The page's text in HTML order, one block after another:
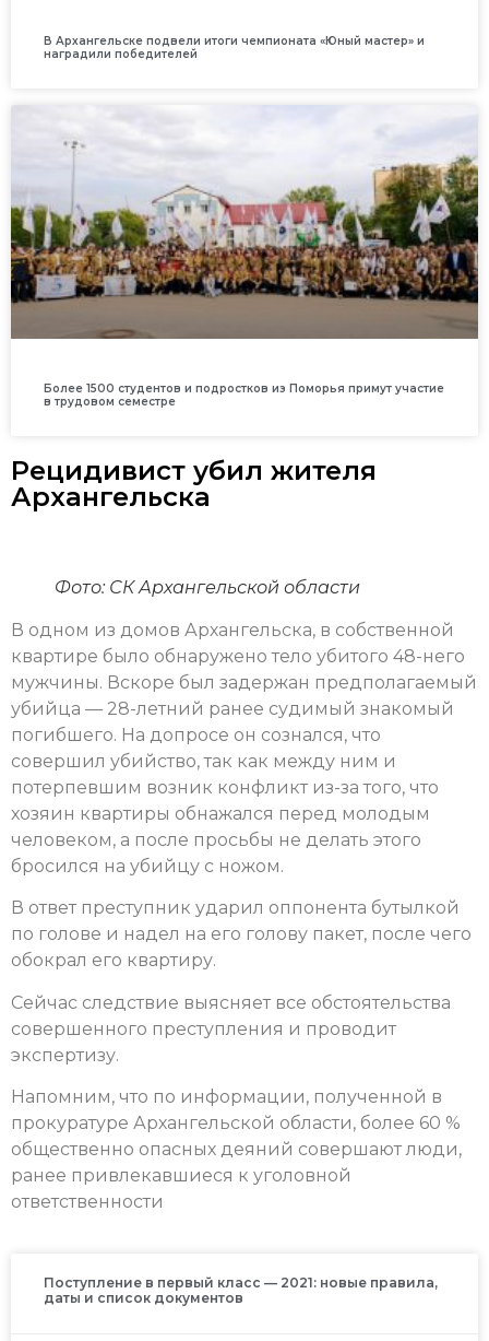
В Архангельске подвели итоги чемпионата «Юный мастер» и
наградили победителей
Более 1500 студентов и подростков из Поморья примут участие
в трудовом семестре
Рецидивист убил жителя
Архангельска
Фото: СК Архангельской области
В одном из домов Архангельска, в собственной
квартире было обнаружено тело убитого 48-него
мужчины. Вскоре был задержан предполагаемый
убийца — 28-летний ранее судимый знакомый
погибшего. На допросе он сознался, что
совершил убийство, так как между ним и
потерпевшим возник конфликт из-за того, что
хозяин квартиры обнажался перед молодым
человеком, а после просьбы не делать этого
бросился на убийцу с ножом.
В ответ преступник ударил оппонента бутылкой
по голове и надел на его голову пакет, после чего
обокрал его квартиру.
Сейчас следствие выясняет все обстоятельства
совершенного преступления и проводит
экспертизу.
Напомним, что по информации, полученной в
прокуратуре Архангельской области, более 60 %
общественно опасных деяний совершают люди,
ранее привлекавшиеся к уголовной
ответственности
Поступление в первый класс — 2021: новые правила,
даты и список документов